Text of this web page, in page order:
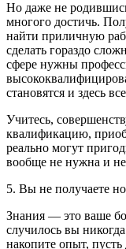
Но даже не
многого достичь.
найти приличную
сделать гораздо
сфере нужны
становятся и здесь
Учитесь,
квалификацию,
реально могут
вообще не нужна и
5. Вы не получаете
Знания — это ваше
случилось вы
накопите опыт,